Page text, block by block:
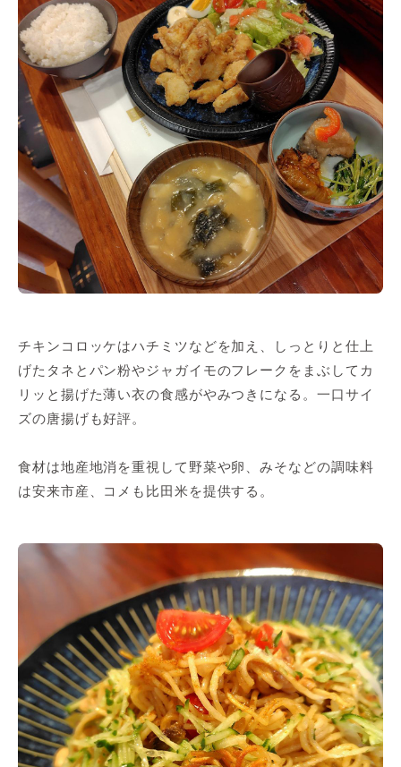
チキンコロッケはハチミツなどを加え、しっとりと仕上
げたタネとパン粉やジャガイモのフレークをまぶしてカ
リッと揚げた薄い衣の食感がやみつきになる。一口サイ
ズの唐揚げも好評。
食材は地産地消を重視して野菜や卵、みそなどの調味料
は安来市産、コメも比田米を提供する。